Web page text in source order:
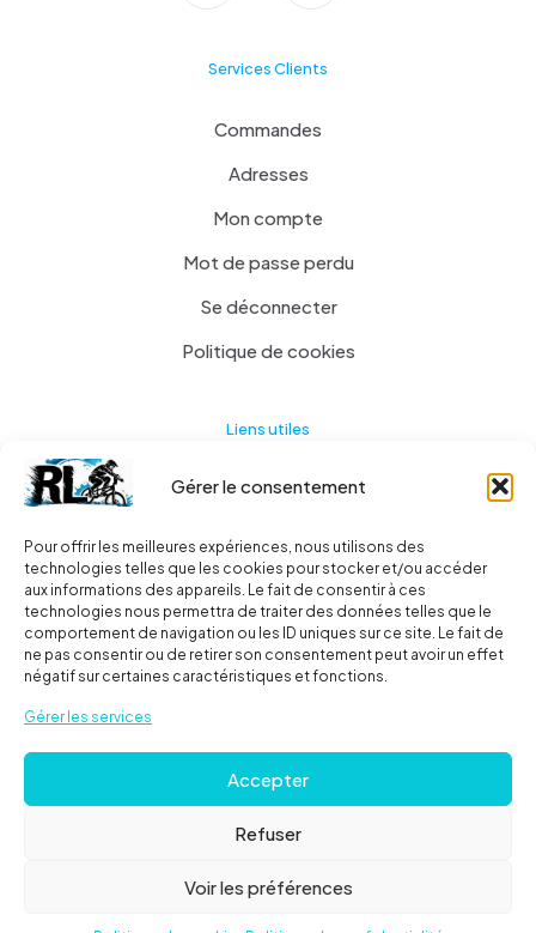
Gérer le consentement
Pour offrir les meilleures expériences, nous utilisons des
technologies telles que les cookies pour stocker et/ou accéder
aux informations des appareils. Le fait de consentir à ces
technologies nous permettra de traiter des données telles que le
comportement de navigation ou les ID uniques sur ce site. Le fait de
ne pas consentir ou de retirer son consentement peut avoir un effet
négatif sur certaines caractéristiques et fonctions.
Gérer les services
Accepter
Refuser
Voir les préférences
Services Clients
Commandes
Adresses
Mon compte
Mot de passe perdu
Se déconnecter
Politique de cookies
Liens utiles
Actualités
A propos
Contact
Ma liste
FAQ
Roues libres| Tous droits réservés |